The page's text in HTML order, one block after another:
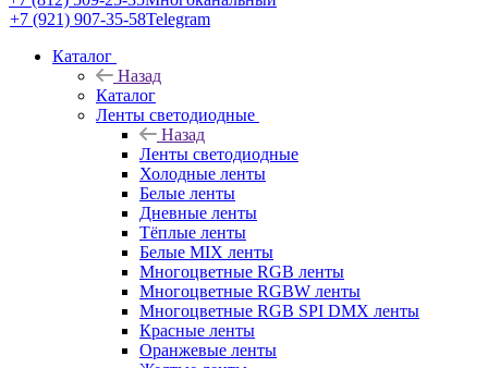
+7 (921) 907-35-58Telegram
Каталог
Назад
Каталог
Ленты светодиодные
Назад
Ленты светодиодные
Холодные ленты
Белые ленты
Дневные ленты
Тёплые ленты
Белые MIX ленты
Многоцветные RGB ленты
Многоцветные RGBW ленты
Многоцветные RGB SPI DMX ленты
Красные ленты
Оранжевые ленты